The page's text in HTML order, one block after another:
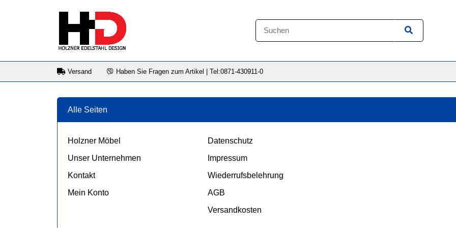
Versand Haben Sie Fragen zum Artikel | Tel:0871-430911-0
Alle Seiten
Holzner Möbel
Unser Unternehmen
Kontakt
Mein Konto
Datenschutz
Impressum
Wiederrufsbelehrung
AGB
Versandkosten